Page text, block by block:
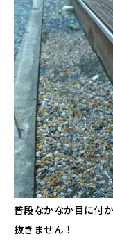
普段なかなか目に付
抜きません！